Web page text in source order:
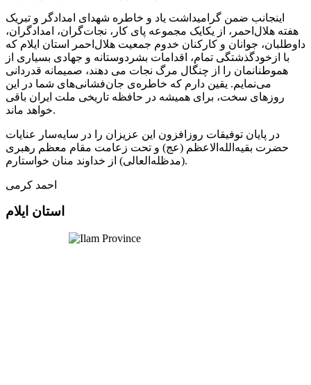
اینجانب ضمن گرامیداشت یاد و خاطره شهدای امدادگر و تبریک
هفته هلال‌احمر، از یکایک مجموعه پای کار، نجات‌گران، امدادگران،
داوطلبان، جوانان و کارکنان خدوم جمعیت هلال‌احمر استان ایلام که
با ازخودگذشتگی تمام، اقدامات بشردوستانه و جهادی بسیاری از
هموطنانمان را از چنگال مرگ نجات می دهند، صمیمانه قدردانی
می‌نمایم. یقین دارم که خاطره‌ی جان‌فشانی‌های شما در این
روزهای سخت، برای همیشه در حافظه تاریخی ملت ایران باقی
خواهد ماند.
در پایان توفیقات روزافزون این عزیزان را در سایه‌سار عنایات
حضرت بقیه‌الله‌الاعظم (عج) و تحت زعامت مقام معظم رهبری
(مدظله‌العالی) از خداوند منان خواستارم.
احمد کرمی
استان ایلام